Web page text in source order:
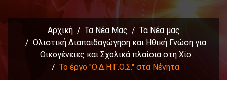
Αρχική Τα Νέα Μας
Τα Νέα μας
Ολιστική Διαπαιδαγώγηση και Ηθική Γνώση για
Οικογένειες και Σχολικά πλαίσια στη Χίο
Το έργο "Ο.Δ.Η.Γ.Ο.Σ." στα Νένητα